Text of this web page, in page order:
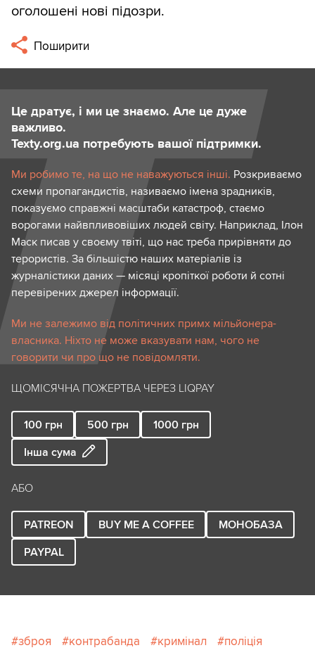
оголошені нові підозри.
Поширити
Це дратує, і ми це знаємо. Але це дуже
важливо.
Texty.org.ua потребують вашої підтримки.
Ми робимо те, на що не наважуються інші. Розкриваємо
схеми пропагандистів, називаємо імена зрадників,
показуємо справжні масштаби катастроф, стаємо
ворогами найвпливовіших людей світу. Наприклад, Ілон
Маск писав у своєму твіті, що нас треба прирівняти до
терористів. За більшістю наших матеріалів із
журналістики даних — місяці кропіткої роботи й сотні
перевірених джерел інформації.
Ми не залежимо від політичних примх мільйонера-
власника. Ніхто не може вказувати нам, чого не
говорити чи про що не повідомляти.
ЩОМІСЯЧНА ПОЖЕРТВА ЧЕРЕЗ LIQPAY
100 грн 500 грн 1000 грн
Інша сума
АБО
PATREON BUY ME A COFFEE
МОНОБАЗА
PAYPAL
зброя контрабанда кримінал поліція